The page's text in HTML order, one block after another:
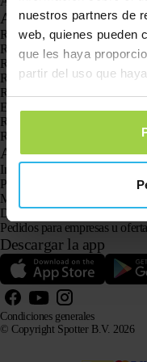
nuestros partners de
web, quienes pueden
que les haya
partir del uso que
Aplicaciones
Rastreadores GPS
Rastreador GPS para niños
Relojes con GPS para niños
Rastreador GPS para gatos
Rastreador GPS para perros
El localizador GPS para
Rastreador GPS para la
Reloj localizador para
Atención al cliente
Iniciar sesión
Pregunta a nuestro servicio de
Manuales
Devoluciones
Pedidos para empresas u
Descargar la app
© Copyright Spotter B.V. 2026
Condiciones generales
La información sobre nuestros